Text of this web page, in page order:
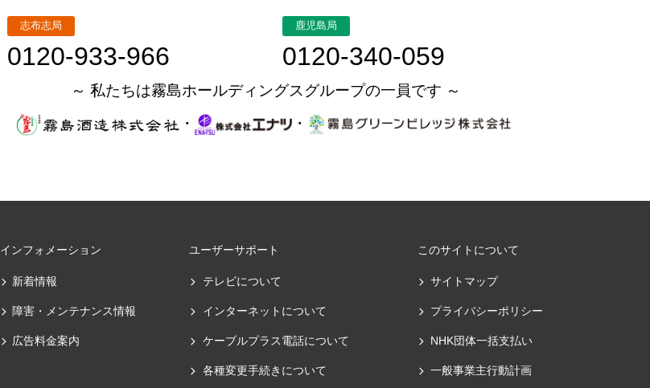
志布志局
0120-933-966
鹿児島局
0120-340-059
～ 私たちは霧島ホールディングスグループの一員です ～
・
・
インフォメーション
新着情報
障害・メンテナンス情報
広告料金案内
ユーザーサポート
テレビについて
インターネットについて
ケーブルプラス電話について
各種変更手続きについて
このサイトについて
サイトマップ
プライバシーポリシー
NHK団体一括支払い
一般事業主行動計画